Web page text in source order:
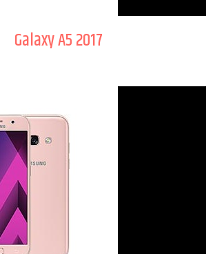
Galaxy A5 2017